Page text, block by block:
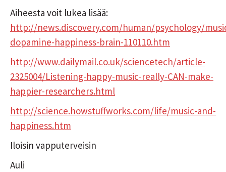
Aiheesta voit lukea lisää:
http://news.discovery.com/human/psychology/
dopamine-happiness-brain-110110.htm
http://www.dailymail.co.uk/sciencetech/article-
2325004/Listening-happy-music-really-CAN-make-
happier-researchers.html
http://science.howstuffworks.com/life/music-and-
happiness.htm
Iloisin vapputerveisin
Auli